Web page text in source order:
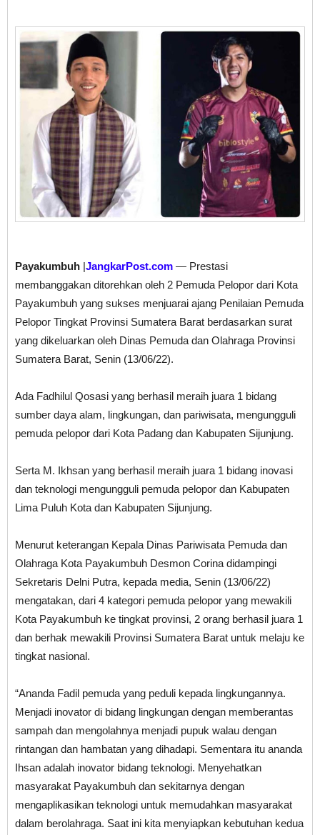
Payakumbuh |JangkarPost.com — Prestasi
membanggakan ditorehkan oleh 2 Pemuda Pelopor dari Kota
Payakumbuh yang sukses menjuarai ajang Penilaian Pemuda
Pelopor Tingkat Provinsi Sumatera Barat berdasarkan surat
yang dikeluarkan oleh Dinas Pemuda dan Olahraga Provinsi
Sumatera Barat, Senin (13/06/22).
Ada Fadhilul Qosasi yang berhasil meraih juara 1 bidang
sumber daya alam, lingkungan, dan pariwisata, mengungguli
pemuda pelopor dari Kota Padang dan Kabupaten Sijunjung.
Serta M. Ikhsan yang berhasil meraih juara 1 bidang inovasi
dan teknologi mengungguli pemuda pelopor dan Kabupaten
Lima Puluh Kota dan Kabupaten Sijunjung.
Menurut keterangan Kepala Dinas Pariwisata Pemuda dan
Olahraga Kota Payakumbuh Desmon Corina didampingi
Sekretaris Delni Putra, kepada media, Senin (13/06/22)
mengatakan, dari 4 kategori pemuda pelopor yang mewakili
Kota Payakumbuh ke tingkat provinsi, 2 orang berhasil juara 1
dan berhak mewakili Provinsi Sumatera Barat untuk melaju ke
tingkat nasional.
“Ananda Fadil pemuda yang peduli kepada lingkungannya.
Menjadi inovator di bidang lingkungan dengan memberantas
sampah dan mengolahnya menjadi pupuk walau dengan
rintangan dan hambatan yang dihadapi. Sementara itu ananda
Ihsan adalah inovator bidang teknologi. Menyehatkan
masyarakat Payakumbuh dan sekitarnya dengan
mengaplikasikan teknologi untuk memudahkan masyarakat
dalam berolahraga. Saat ini kita menyiapkan kebutuhan kedua